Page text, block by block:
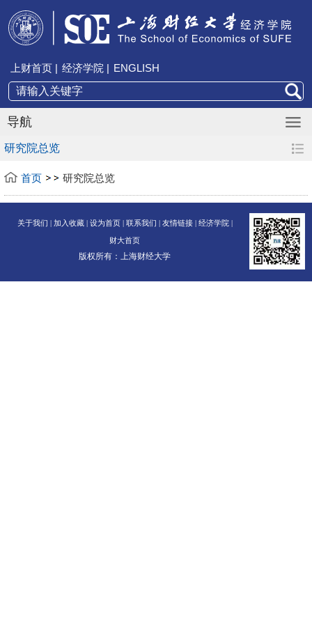
上财首页 | 经济学院 | ENGLISH
导航
研究院总览
首页 研究院总览
关于我们 | 加入收藏 | 设为首页 | 联系我们 | 友情链接 | 经济学院 |
财大首页
版权所有：上海财经大学